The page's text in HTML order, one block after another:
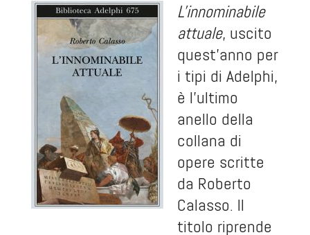
L'innominabile
attuale, uscito
quest’anno per
i tipi di Adelphi,
è l'ultimo
anello della
collana di
opere scritte
da Roberto
Calasso. Il
titolo riprende